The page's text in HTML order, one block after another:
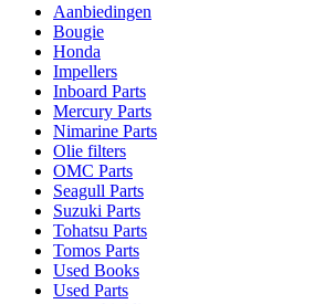
Aanbiedingen
Bougie
Honda
Impellers
Inboard Parts
Mercury Parts
Nimarine Parts
Olie filters
OMC Parts
Seagull Parts
Suzuki Parts
Tohatsu Parts
Tomos Parts
Used Books
Used Parts